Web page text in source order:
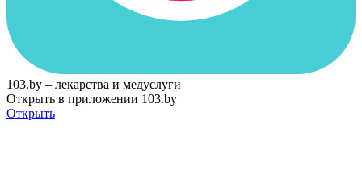
103.by – лекарства и медуслуги
Открыть в приложении 103.by
Открыть